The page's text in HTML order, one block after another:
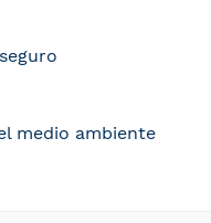
medio ambiente